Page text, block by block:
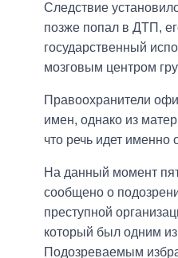
Следствие
позже попал в ДТП,
государственный
мозговым центром
Правоохранители
имен, однако из
что речь идет именно
На данный момент
сообщено о
преступной
который был одним
Подозреваемым